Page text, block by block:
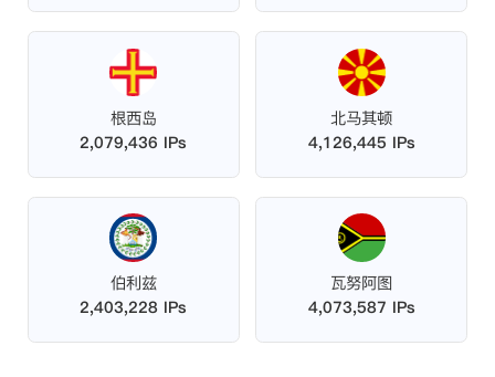
根西岛
2,079,436 IPs
北马其顿
4,126,445 IPs
伯利兹
2,403,228 IPs
瓦努阿图
4,073,587 IPs